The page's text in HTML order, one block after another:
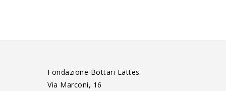
Fondazione Bottari Lattes
Via Marconi, 16